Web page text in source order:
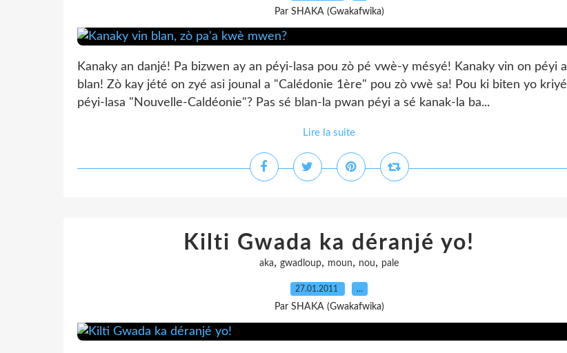
Par SHAKA (Gwakafwika)
Kanaky an danjé! Pa bizwen ay an péyi-lasa pou zò pé vwè-y mésyé! Kanaky vin on péyi a
blan! Zò kay jété on zyé asi jounal a "Calédonie 1ère" pou zò vwè sa! Pou ki biten yo kriyé
péyi-lasa "Nouvelle-Caldéonie"? Pas sé blan-la pwan péyi a sé kanak-la ba...
Lire la suite
Kilti Gwada ka déranjé yo!
aka, gwadloup, moun, nou, pale
27.01.2011 …
Par SHAKA (Gwakafwika)